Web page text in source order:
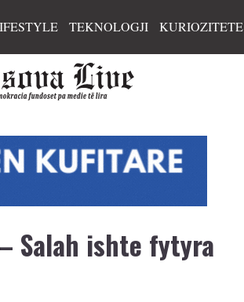
TEKNOLOGJI KURIOZITETE
Salah ishte fytyra